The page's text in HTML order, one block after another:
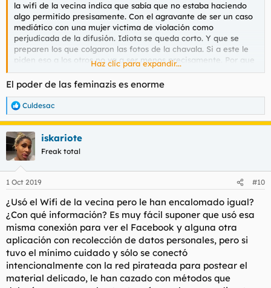
la wifi de la vecina indica que sabía que no estaba haciendo
algo permitido presisamente. Con el agravante de ser un caso
mediático con una mujer victima de violación como
perjudicada de la difusión. Idiota se queda corto. Y que se
preparen los que colgaron las fotos de la chavala. Si a este le
piden eso a los otros no va a ser menos precisamente. Por que
esto no es una gilipollez. No en estos momentos. No en España.
Es lo que hay.
Haz clic para expandir...
El poder de las feminazis es enorme
R
e
a
c
c
i
e
:
Culdesac
iskariote
Freak total
1 Oct 2019 #10
¿Usó el Wifi de la vecina pero le han encalomado igual?
¿Con qué información? Es muy fácil suponer que usó esa
misma conexión para ver el Facebook y alguna otra
aplicación con recolección de datos personales, pero si
tuvo el mínimo cuidado y sólo se conectó
intencionalmente con la red pirateada para postear el
material delicado, le han cazado con métodos que